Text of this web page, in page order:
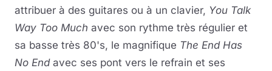
attribuer à des guitares ou à un clavier, You Talk
Way Too Much avec son rythme très régulier et
sa basse très 80's, le magnifique The End Has
No Endavec ses pont vers le refrain et ses